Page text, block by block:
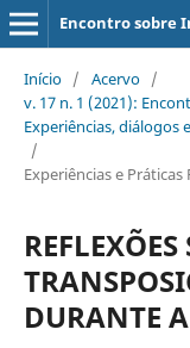
Encontro sobre
Início / Acervo /
v. 17 n. 1 (2021):
Experiências, diálogos
/
Experiências e Práticas
DURANTE